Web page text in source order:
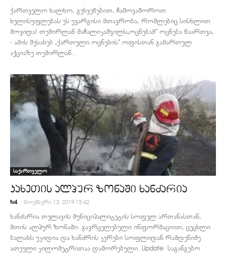
ქართველო ხალხო, გეხვეწებით, ჩამოვაშოროთ
ხელისუფლებას ეს უვარგისი მთავრობა, რომლებიც სისხლით
მოვიდა! თემირლან მაჩალიკაშვილს„ოცნებამ“ ოცნება წაართვა,
- ამის შესახებ „ქართული ოცნების“ ოფისთან გამართულ
აქციაზე თემირლან...
საქართველო
კახეთის ალპურ ზონაში ხანძარია
tv4 - ნოემბერი 13, 2019 15:42
ხანძარია თელავის მუნიციპალიტეტის სოფელ ართანასთან,
მთის ალპურ ზონაში. გავრცელებული ინფორმაციით, ცეცხლი
ბალახს უკიდია და ხანძრის კერები სოფლიდან რამდენიმე
ათეული კილომეტრითაა დაშორებული. Update: საგანგებო